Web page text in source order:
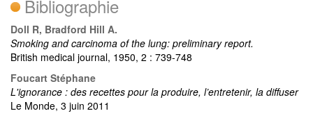
Bibliographie
Doll R, Bradford Hill A.
Smoking and carcinoma of the lung: preliminary report.
British medical journal, 1950, 2 : 739-748
Foucart Stéphane
L'ignorance : des recettes pour la produire, l’entretenir, la diffuser
Le Monde, 3 juin 2011